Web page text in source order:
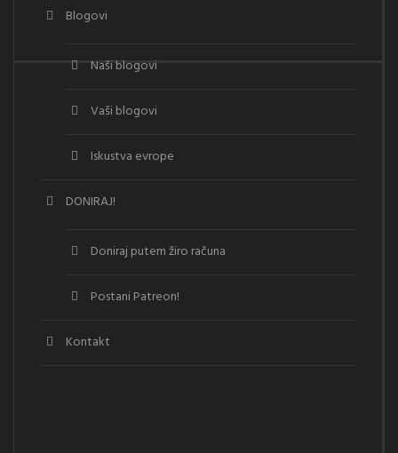
Blogovi
Naši blogovi
Vaši blogovi
Iskustva evrope
DONIRAJ!
Doniraj putem žiro računa
Postani Patreon!
Kontakt